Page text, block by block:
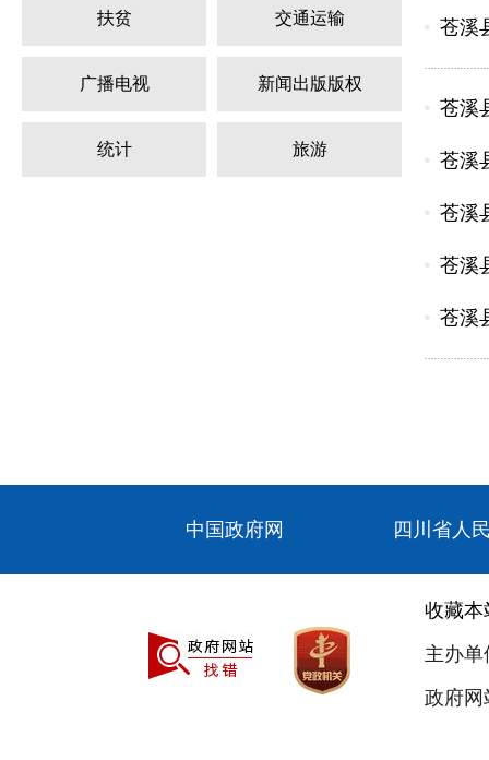
扶贫 交通运输
广播电视 新闻出版版权
统计 旅游
苍溪
苍溪
苍溪
苍溪
苍溪
苍溪
中国政府网 四川省人
收藏本
主办
政府网